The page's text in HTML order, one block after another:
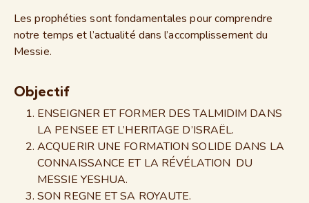
Les prophéties sont fondamentales pour comprendre
notre temps et l’actualité dans l’accomplissement du
Messie.
Objectif
ENSEIGNER ET FORMER DES TALMIDIM DANS
LA PENSEE ET L’HERITAGE D’ISRAËL.
ACQUERIR UNE FORMATION SOLIDE DANS LA
CONNAISSANCE ET LA RÉVÉLATION DU
MESSIE YESHUA.
SON REGNE ET SA ROYAUTE.